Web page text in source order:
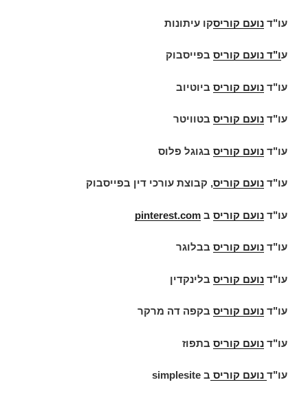
עו"ד נועם קוריסקו עיתונות
עו"ד נועם קוריס בפייסבוק
עו"ד נועם קוריס ביוטיוב
עו"ד נועם קוריס בטוויטר
עו"ד נועם קוריס בגוגל פלוס
עו"ד נועם קוריס, קבוצת עורכי דין בפייסבוק
עו"ד נועם קוריס ב pinterest.com
עו"ד נועם קוריס בבלוגר
עו"ד נועם קוריס בלינקדין
עו"ד נועם קוריס בקפה דה מרקר
עו"ד נועם קוריס בתפוז
עו"ד נועם קוריס ב simplesite